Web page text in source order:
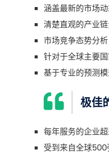
涵盖最新的市场
清楚直观的产业
市场竞争态势分
针对于全球主要
基于专业的预测
极佳
每年服务的企业
受到来自全球